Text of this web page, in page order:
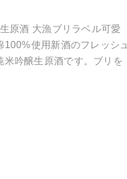
原酒 大漁ブリラベル可愛
使用新酒のフレッシュ
米吟醸生原酒です。ブリを